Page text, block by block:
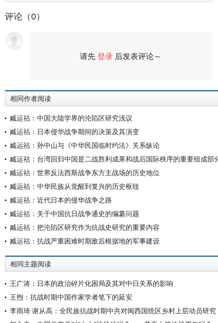
评论（0）
请先登录 后发表评论～
相同作者阅读
臧运祜：中国大陆学界的沦陷区研究浅议
臧运祜：日本侵华战争期间的决策及其演变
臧运祜：孙中山与《中华民国临时约法》关系纵论
臧运祜：台湾回归中国是二战胜利成果和战后国际秩序的重要组成部
臧运祜：世界反法西斯战争东方主战场的历史地位
臧运祜：中华民族从觉醒到复兴的历史枢纽
臧运祜：近代日本的侵华战争之路
臧运祜：关于中国抗日战争通史的编纂问题
臧运祜：把沦陷区研究作为抗战史研究的重要内容
臧运祜：抗战严重困难时期敌后根据地的军事建设
相同主题阅读
王广涛：日本的政治碎片化困局及其对中日关系的影响
王煦：抗战时期中国作家学者笔下的延安
李雨琦 谢从高：全民族抗战时期中共对闽西国统区乡村上层动员研究